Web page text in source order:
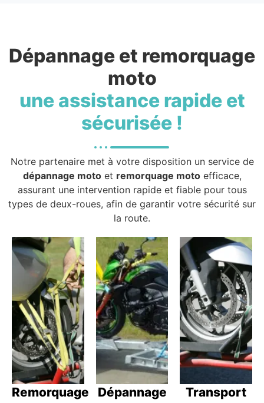
Dépannage et remorquage
moto
une assistance rapide et
sécurisée !
Notre partenaire met à votre disposition un service de
dépannage motoet remorquage motoefficace,
assurant une intervention rapide et fiable pour tous
types de deux-roues, afin de garantir votre sécurité sur
la route.
Remorquage
Dépannage
Transport